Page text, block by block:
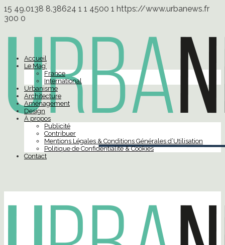
15 49.0138 8.38624 1 1 4500 1 https://www.urbanews.fr
300 0
Accueil
Le Mag’
France
International
Urbanisme
Architecture
Aménagement
Design
À propos
Publicité
Contribuer
Mentions Légales & Conditions Générales d’Utilisation
Politique de Confidentialité & Cookies
Contact